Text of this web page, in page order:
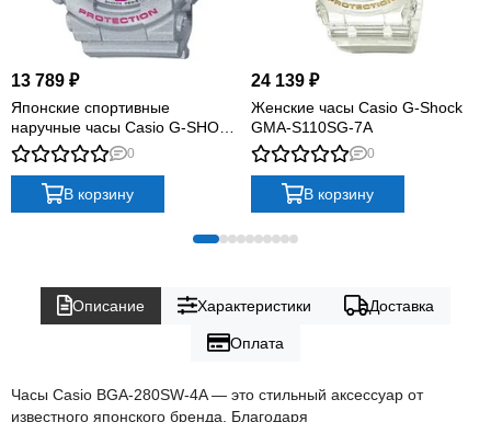
13 789 ₽
Японские спортивные
наручные часы Casio G-SHOCK
GMA-S130NP-8A с
хронографом
0
В корзину
24 139 ₽
Женские часы Casio G-Shock
GMA-S110SG-7A
0
В корзину
Описание Характеристики Доставка
Оплата
Часы Casio BGA-280SW-4A — это стильный аксессуар от
известного японского бренда. Благодаря